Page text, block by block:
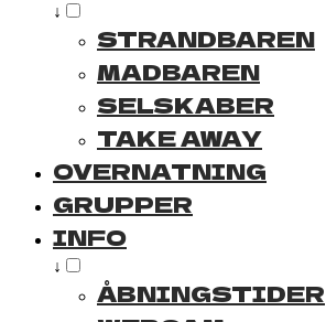
↓
STRANDBAREN
MADBAREN
SELSKABER
TAKE AWAY
OVERNATNING
GRUPPER
INFO
↓
ÅBNINGSTIDER